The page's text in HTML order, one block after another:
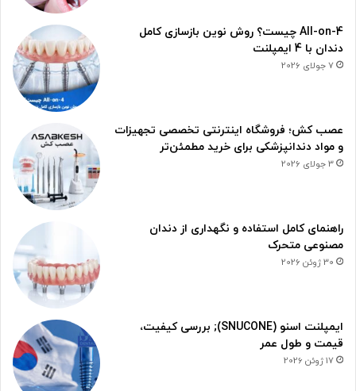
All-on-4 چیست؟ روش نوین بازسازی کامل
دندان با 4 ایمپلنت
7 جولای 2026
عصب کش؛ فروشگاه اینترنتی تخصصی تجهیزات
و مواد دندانپزشکی برای خرید مطمئن‌تر
3 جولای 2026
راهنمای کامل استفاده و نگهداری از دندان
مصنوعی متحرک
30 ژوئن 2026
ایمپلنت اسنو (SNUCONE); بررسی کیفیت،
قیمت و طول عمر
17 ژوئن 2026